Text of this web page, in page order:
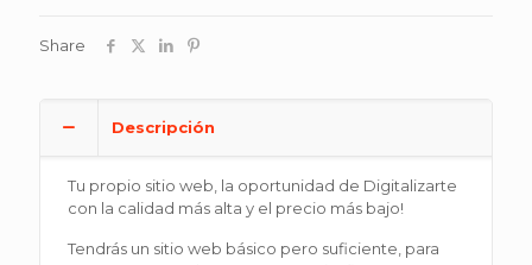
Share
Descripción
Tu propio sitio web, la oportunidad de Digitalizarte
con la calidad más alta y el precio más bajo!
Tendrás un sitio web básico pero suficiente, para